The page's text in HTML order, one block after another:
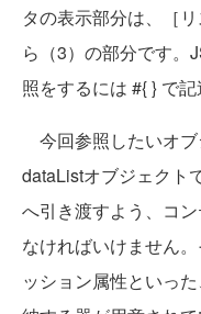
タの表示部分は、［
ら（3）の部分です。
照をするには #{ } で記
今回参照したいオ
dataListオブジェクト
へ引き渡すよう、コ
なければいけません
ッション属性といっ